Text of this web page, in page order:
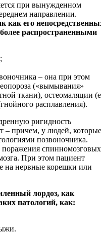
при вынужденном
направлении.
как его
распространенными
– она при этом
(«вымывания»
ткани), остеомаляции
расплавления).
ригидность
– причем, у людей, которые
позвоночника.
спинномозговых
При этом пациент
на нервные корешки или
лордоз, как
патологий, как: